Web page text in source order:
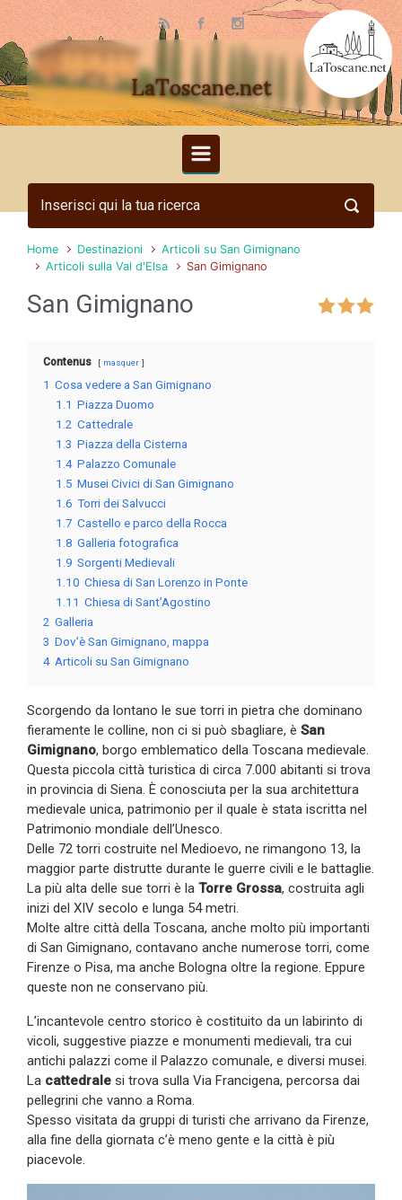
Skip to main content
LaToscane.net
Home Destinazioni
Articoli su San Gimignano
Articoli sulla Val d'Elsa
San Gimignano
San Gimignano
Contenus masquer
1 Cosa vedere a San Gimignano
1.1 Piazza Duomo
1.2 Cattedrale
1.3 Piazza della Cisterna
1.4 Palazzo Comunale
1.5 Musei Civici di San Gimignano
1.6 Torri dei Salvucci
1.7 Castello e parco della Rocca
1.8 Galleria fotografica
1.9 Sorgenti Medievali
1.10 Chiesa di San Lorenzo in Ponte
1.11 Chiesa di Sant’Agostino
2 Galleria
3 Dov’è San Gimignano, mappa
4 Articoli su San Gimignano
Scorgendo da lontano le sue torri in pietra che dominano
fieramente le colline, non ci si può sbagliare, è San
Gimignano, borgo emblematico della Toscana medievale.
Questa piccola città turistica di circa 7.000 abitanti si trova
in provincia di Siena. È conosciuta per la sua architettura
medievale unica, patrimonio per il quale è stata iscritta nel
Patrimonio mondiale dell’Unesco.
Delle 72 torri costruite nel Medioevo, ne rimangono 13, la
maggior parte distrutte durante le guerre civili e le battaglie.
La più alta delle sue torri è la Torre Grossa, costruita agli
inizi del XIV secolo e lunga 54 metri.
Molte altre città della Toscana, anche molto più importanti
di San Gimignano, contavano anche numerose torri, come
Firenze o Pisa, ma anche Bologna oltre la regione. Eppure
queste non ne conservano più.
L’incantevole centro storico è costituito da un labirinto di
vicoli, suggestive piazze e monumenti medievali, tra cui
antichi palazzi come il Palazzo comunale, e diversi musei.
La cattedrale si trova sulla Via Francigena, percorsa dai
pellegrini che vanno a Roma.
Spesso visitata da gruppi di turisti che arrivano da Firenze,
alla fine della giornata c’è meno gente e la città è più
piacevole.